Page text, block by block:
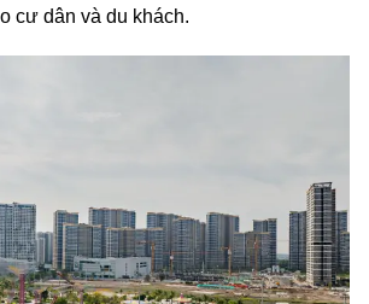
cư dân và du khách.